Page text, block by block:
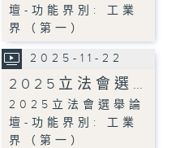
壇-功能界別: 工業
界（第一）
2025-11-22
2025立法會選…
2025立法會選舉論
壇-功能界別: 工業
界（第一）